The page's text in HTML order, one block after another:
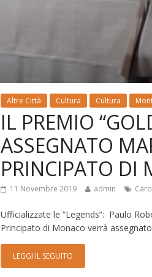
Altre Città Cultura Cultura
IL PREMIO
ASSEGNATO
PRINCIPATO DI
11 Novembre 2019 admin
Ufficializzate le “Legends”: Paulo
Principato di Monaco verrà assegnato
LEGGI IL SEGUITO